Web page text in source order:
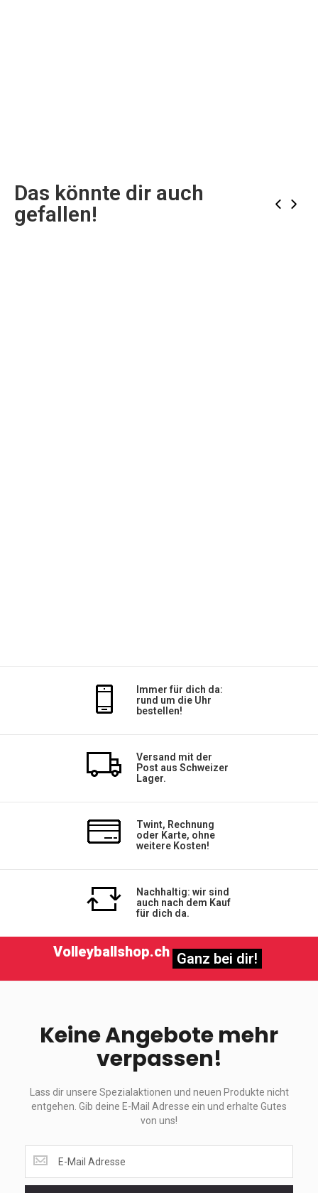
Das könnte dir auch
gefallen!
‹ ›
Immer für dich da:
rund um die Uhr
bestellen!
Versand mit der
Post aus Schweizer
Lager.
Twint, Rechnung
oder Karte, ohne
weitere Kosten!
Nachhaltig: wir sind
auch nach dem Kauf
für dich da.
Volleyballshop.ch Ganz bei dir!
Keine Angebote mehr
verpassen!
Lass dir unsere Spezialaktionen und neuen Produkte nicht
entgehen. Gib deine E-Mail Adresse ein und erhalte Gutes
von uns!
dir
unsere